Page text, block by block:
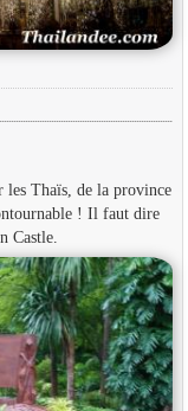
les Thaïs, de la province
! Il faut dire
Castle.